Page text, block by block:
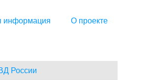
информация О проекте
России